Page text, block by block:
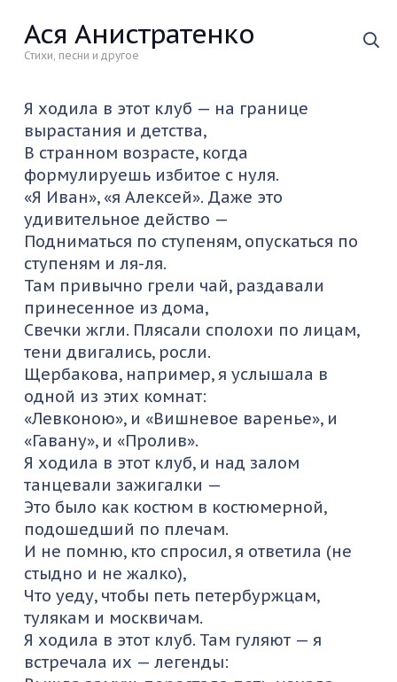
Ася Анистратенко
Стихи, песни и другое
Я ходила в этот клуб — на границе
вырастания и детства,
В странном возрасте, когда
формулируешь избитое с нуля.
«Я Иван», «я Алексей». Даже это
удивительное действо —
Подниматься по ступеням, опускаться по
ступеням и ля-ля.
Там привычно грели чай, раздавали
принесенное из дома,
Свечки жгли. Плясали сполохи по лицам,
тени двигались, росли.
Щербакова, например, я услышала в
одной из этих комнат:
«Левконою», и «Вишневое варенье», и
«Гавану», и «Пролив».
Я ходила в этот клуб, и над залом
танцевали зажигалки —
Это было как костюм в костюмерной,
подошедший по плечам.
И не помню, кто спросил, я ответила (не
стыдно и не жалко),
Что уеду, чтобы петь петербуржцам,
тулякам и москвичам.
Я ходила в этот клуб. Там гуляют — я
встречала их — легенды: